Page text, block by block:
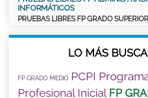
INFORMÁTICOS
PRUEBAS LIBRES FP GRADO SUPERIOR
LO MÁS
FP GRADO MEDIO PCPI
Profesional Inicial FP